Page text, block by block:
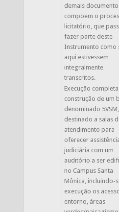
demais
compõem o
licitatório, que
fazer parte deste
Instrumento como
aqui estivessem
integralmente
transcritos.
Execução
construção de um
denominado 5VSM,
destinado a salas
atendimento para
oferecer
judiciária com um
auditório a ser
no Campus Santa
Mônica, incluindo-
execução os
entorno, áreas